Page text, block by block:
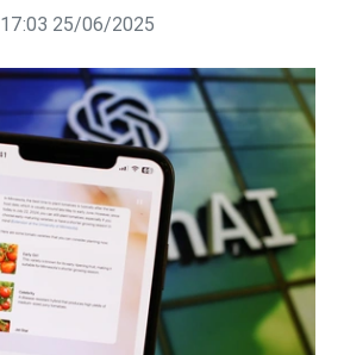
17:03 25/06/2025